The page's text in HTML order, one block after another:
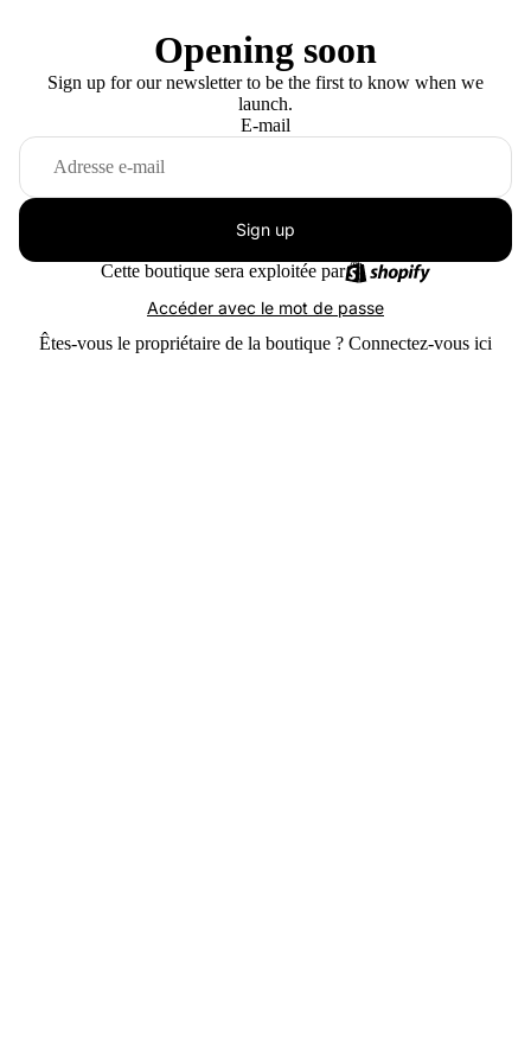
Opening soon
Sign up for our newsletter to be the first to know when we
launch.
E-mail
Sign up
Cette boutique sera exploitée par
Accéder avec le mot de passe
Êtes-vous le propriétaire de la boutique ? Connectez-vous ici